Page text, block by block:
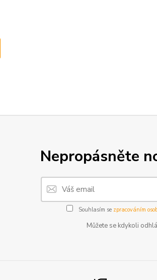
Nepropásněte
Souhlasím se zpracováním
Můžete se kdykoli